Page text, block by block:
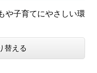
や子育てにやさしい環
替える